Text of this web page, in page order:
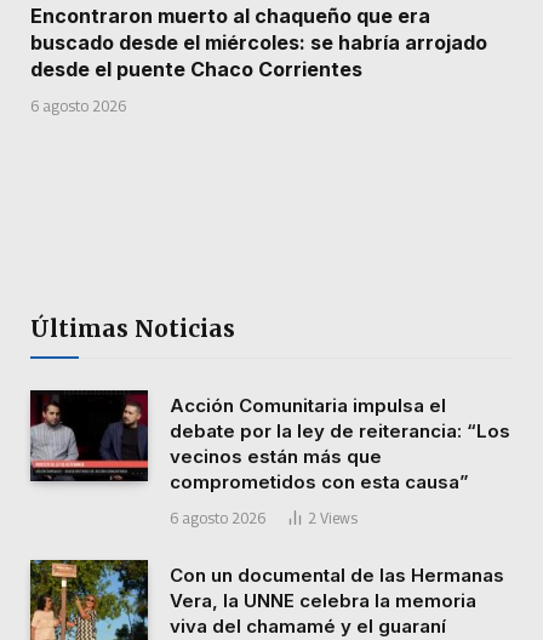
Encontraron muerto al chaqueño que era
buscado desde el miércoles: se habría arrojado
desde el puente Chaco Corrientes
6 agosto 2026
Últimas Noticias
Acción Comunitaria impulsa el
debate por la ley de reiterancia: “Los
vecinos están más que
comprometidos con esta causa”
6 agosto 2026 2 Views
Con un documental de las Hermanas
Vera, la UNNE celebra la memoria
viva del chamamé y el guaraní